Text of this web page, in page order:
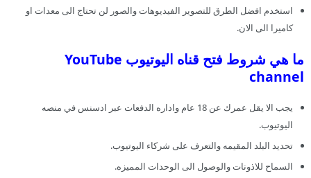
استخدم افضل الطرق للتصوير الفيديوهات والصور لن تحتاج الى معدات او
كاميرا الى الان.
ما هي شروط فتح قناه اليوتيوب YouTube
channel
يجب الا يقل عمرك عن 18 عام واداره الدفعات عبر ادسنس في منصه
اليوتيوب.
تحديد البلد المقيمه والتعرف على شركاء اليوتيوب.
السماح للاذونات والوصول الى الوحدات المميزه.